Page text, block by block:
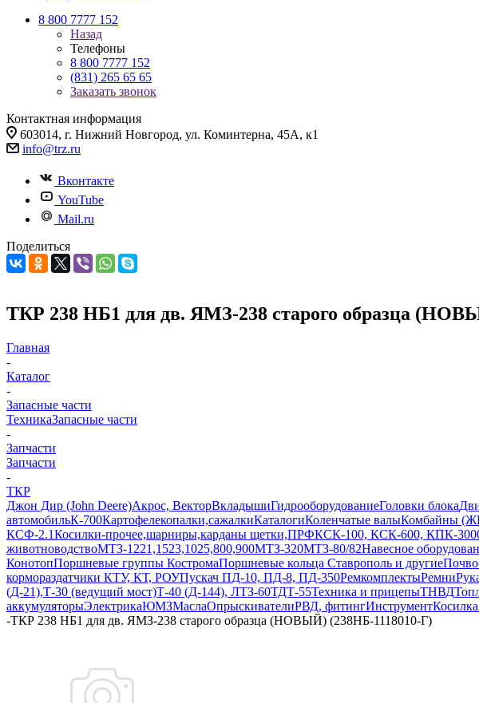
8 800 7777 152
Назад
Телефоны
8 800 7777 152
(831) 265 65 65
Заказать звонок
Контактная информация
603014, г. Нижний Новгород, ул. Коминтерна, 45А, к1
info@trz.ru
Вконтакте
YouTube
Mail.ru
Поделиться
ТКР 238 НБ1 для дв. ЯМЗ-238 старого образца
Главная
-
Каталог
-
Запасные части
ТехникаЗапасные части
-
Запчасти
Запчасти
-
ТКР
Джон Дир (John Deere)Акрос, ВекторВкладышиГидрооборудованиеГоловки блока
автомобильК-700Картофелекопалки,сажалкиКаталогиКоленчатые валыКомбайны
КСФ-2.1Косилки-прочее,шарниры,карданы щетки,ПРФКСК-100, КСК-600, КПК-
животноводствоМТЗ-1221,1523,1025,800,900МТЗ-320МТЗ-80/82Навесное
КонотопПоршневые группы КостромаПоршневые кольца Ставрополь и другие
кормораздатчики КТУ, КТ, РОУПускач ПД-10, ПД-8, ПД-350РемкомплектыРемни
(Д-21),Т-30 (ведущий мост)Т-40 (Д-144), ЛТЗ-60ТДТ-55Техника и прицепыТНВД
аккумуляторыЭлектрикаЮМЗМаслаОпрыскивателиРВД, фитингИнструмент
-ТКР 238 НБ1 для дв. ЯМЗ-238 старого образца (НОВЫЙ) (238НБ-1118010-Г)